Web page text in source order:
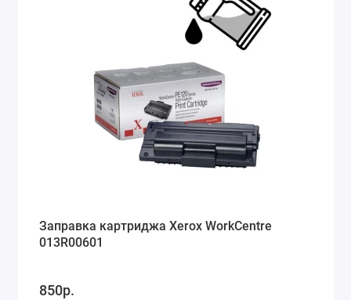
Заправка картриджа Xerox WorkCentre
013R00601
850р.